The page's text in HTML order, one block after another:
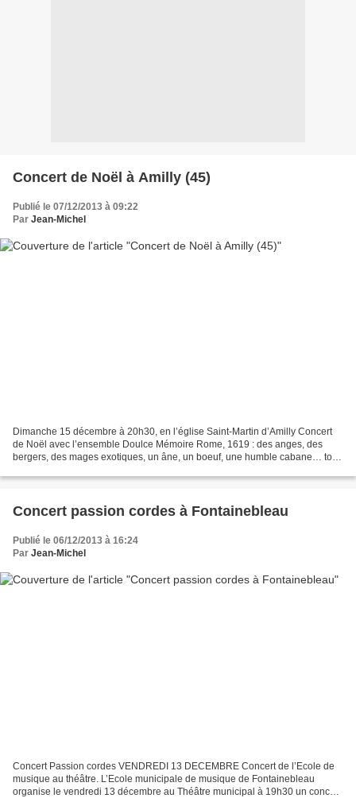
Concert de Noël à Amilly (45)
Publié le 07/12/2013 à 09:22
Par Jean-Michel
Dimanche 15 décembre à 20h30, en l’église Saint-Martin d’Amilly Concert
de Noël avec l’ensemble Doulce Mémoire Rome, 1619 : des anges, des
bergers, des mages exotiques, un âne, un boeuf, une humble cabane… tout
Concert passion cordes à Fontainebleau
Publié le 06/12/2013 à 16:24
Par Jean-Michel
Concert Passion cordes VENDREDI 13 DECEMBRE Concert de l’Ecole de
musique au théâtre. L’Ecole municipale de musique de Fontainebleau
organise le vendredi 13 décembre au Théâtre municipal à 19h30 un concert